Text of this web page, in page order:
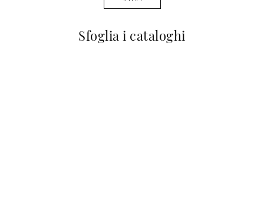
Sfoglia i cataloghi